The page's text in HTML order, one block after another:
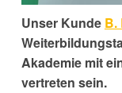
Unser Kunde B.
Akademie mit
vertreten sein.